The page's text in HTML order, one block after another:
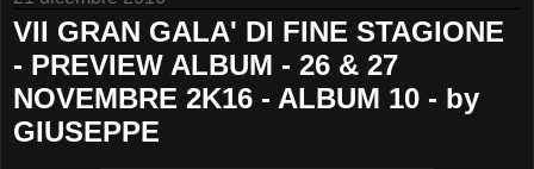
VII GRAN GALA' DI FINE STAGIONE
- PREVIEW ALBUM - 26 & 27
NOVEMBRE 2K16 - ALBUM 10 - by
GIUSEPPE